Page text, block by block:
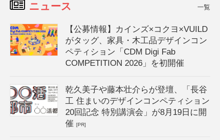
ニュース 一覧
【公募情報】カインズ×コクヨ×VUILD
がタッグ、家具・木工品デザインコン
ペティション「CDM Digi Fab
COMPETITION 2026」を初開催
乾久美子や藤本壮介らが登壇、「長谷
工 住まいのデザインコンペティション
20回記念 特別講演会」が8月19日に開
催[PR]